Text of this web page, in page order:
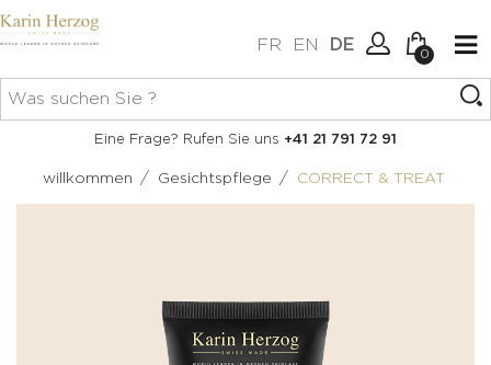
FR EN DE
Verbindung
0
Keine Artikel im Warenkorb.
Eine Frage? Rufen Sie uns +41 21 791 72 91
willkommen / Gesichtspflege / CORRECT & TREAT